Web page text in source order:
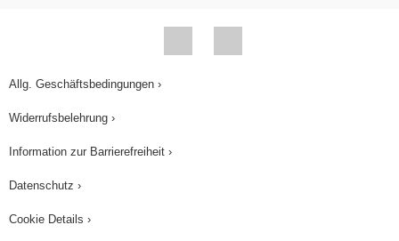
Wo die Hunnen sind, da hat der Kaiser sein
Entweder Steuer oder Feuer, das darf nicht wahr
Na, ist doch wahr, es muss doch weitergehen. Ich
kann stundenlang zugucken, wenn richtig
dekadentes Rom zu schlagen, das sich gar nicht
Allg. Geschäftsbedingungen ›
Widerrufsbelehrung ›
Information zur Barrierefreiheit ›
Datenschutz ›
Cookie Details ›